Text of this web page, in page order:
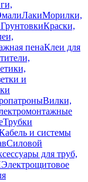
ЛакиМорилки,
ГрунтовкиКраски,
пенаКлеи для
и
Вилки,
Трубки
и системы
Силовой
для труб,
Электрощитовое